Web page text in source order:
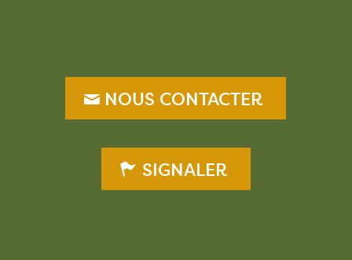
NOUS CONTACTER
SIGNALER